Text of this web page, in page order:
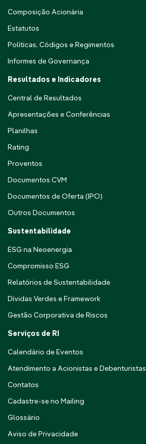
Composição Acionária
Estatutos
Políticas, Códigos e Regimentos
Informes de Governança
Resultados e Indicadores
Central de Resultados
Apresentações e Conferências
Planilhas
Rating
Proventos
Documentos CVM
Documentos de Oferta (IPO)
Outros Documentos
Sustentabilidade
ESG na Neoenergia
Compromisso ESG
Relatórios de Sustentabilidade
Dívidas Verdes e Framework
Gestão Corporativa de Riscos
Serviços de RI
Calendário de Eventos
Atendimento a Acionistas e Debenturistas
Contatos
Cadastre-se no Mailing
Glossário
Aviso de Privacidade